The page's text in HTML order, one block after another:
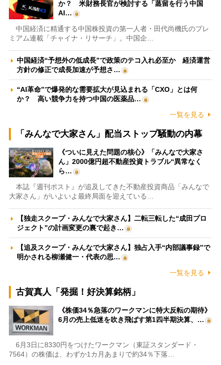
か？ 米財務長官が検討する「蒸留を行う中国
AI…
中国経済に精通する中国株投資の第一人者・田代尚機氏のプレ
ミアム連載「チャイナ・リサーチ」。中国企…
中国経済“予想外の低成長”で政策のテコ入れ必至か 経済運営
方針の修正で成長加速が予想さ…
“AI革命”で爆発的な需要拡大が見込まれる「CXO」とは何
か？ 高い競争力を持つ中国の医薬品…
一覧を見る
「みんなで大家さん」配当ストップ騒動の内幕
《ついに見えた問題の核心》「みんなで大家さ
ん」2000億円超不動産投資トラブル“異常なく
ら…
本誌『週刊ポスト』が追及してきた不動産投資商品「みんなで
大家さん」がいよいよ最終局面を迎えている…
【独走スクープ・みんなで大家さん】二転三転した“成田プロ
ジェクト”の計画変更の裏で起き…
【追及スクープ・みんなで大家さん】独占入手“内部議事録”で
明かされる柳瀬健一・代表の思…
一覧を見る
古賀真人「発掘！好決算銘柄」
《株価34％急落のワークマンに特大反転の期待》
6月の売上低迷を吹き飛ばす第1四半期決算、…
6月3日に8330円をつけたワークマン（東証スタンダード・
7564）の株価は、わずか1カ月あまりで約34％下落…